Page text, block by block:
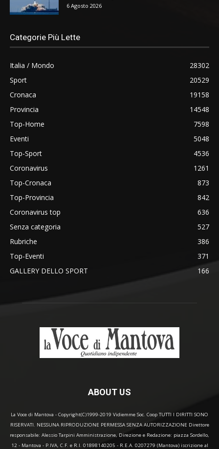
6 Agosto 2026
Categorie Più Lette
Italia / Mondo
28302
Sport
20529
Cronaca
19158
Provincia
14548
Top-Home
7598
Eventi
5048
Top-Sport
4536
Coronavirus
1261
Top-Cronaca
873
Top-Provincia
842
Coronavirus top
636
Senza categoria
527
Rubriche
386
Top-Eventi
371
GALLERY DELLO SPORT
166
ABOUT US
La Voce di Mantova - Copyright(C)1999-2019 Vidiemme Soc. Coop TUTTI I DIRITTI SONO
RISERVATI. NESSUNA RIPRODUZIONE PERMESSA SENZA AUTORIZZAZIONE Direttore
responsabile: Alessio Tarpini Amministrazione, Direzione e Redazione: piazza Sordello,
12 - Mantova - P.IVA, C.F. e R.I. 01898140205 - R.E.A. 0207279 (Mantova) iscrizione al